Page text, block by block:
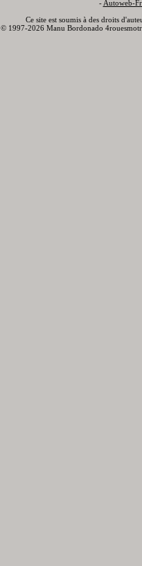
- Autoweb-
Ce site est soumis à des droits
© 1997-2026 Manu Bordonado